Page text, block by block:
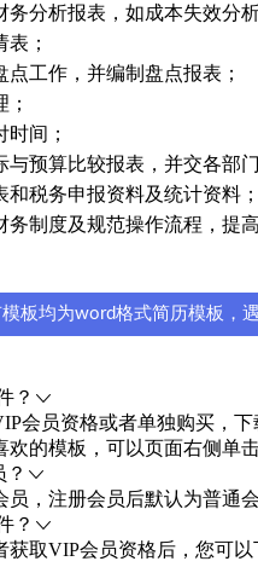
务分析报表，如成本失效分
；
点工作，并编制盘点报表；
间；
与预算比较报表，并交各部
和税务申报资料及统计资料；
务制度及规范操作流程，提高
板均为word格式简历模板，
？
会员资格或者单独购买，
欢的模板，可以页面右侧单
员，注册会员后默认为普通
？
获取VIP会员资格后，您可